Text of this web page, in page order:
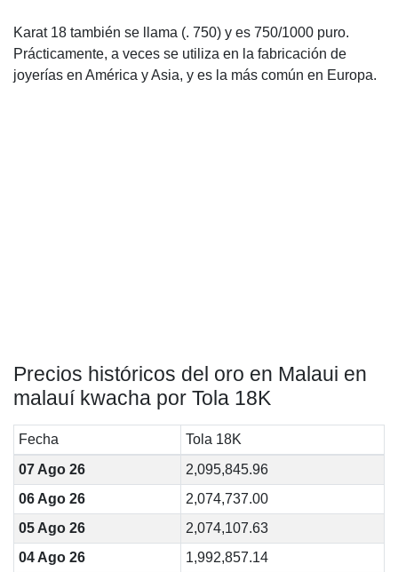
Karat 18 también se llama (. 750) y es 750/1000 puro.
Prácticamente, a veces se utiliza en la fabricación de
joyerías en América y Asia, y es la más común en Europa.
Precios históricos del oro en Malaui en
malauí kwacha por Tola 18K
Fecha
Tola 18K
07 Ago 26
2,095,845.96
06 Ago 26
2,074,737.00
05 Ago 26
2,074,107.63
04 Ago 26
1,992,857.14